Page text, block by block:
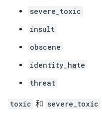
severe_toxic
insult
obscene
identity_hate
threat
toxic 和 severe_toxic